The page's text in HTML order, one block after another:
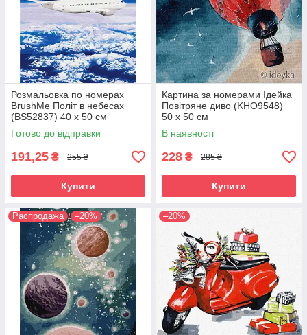
Розмальовка по номерах
BrushMe Політ в небесах
(BS52837) 40 х 50 см
Готово до відправки
191,25 ₴ 255 ₴
Купити
Картина за номерами Ідейка
Повітряне диво (KHO9548)
50 х 50 см
В наявності
228 ₴ 285 ₴
Купити
Распродажа –20% –20%